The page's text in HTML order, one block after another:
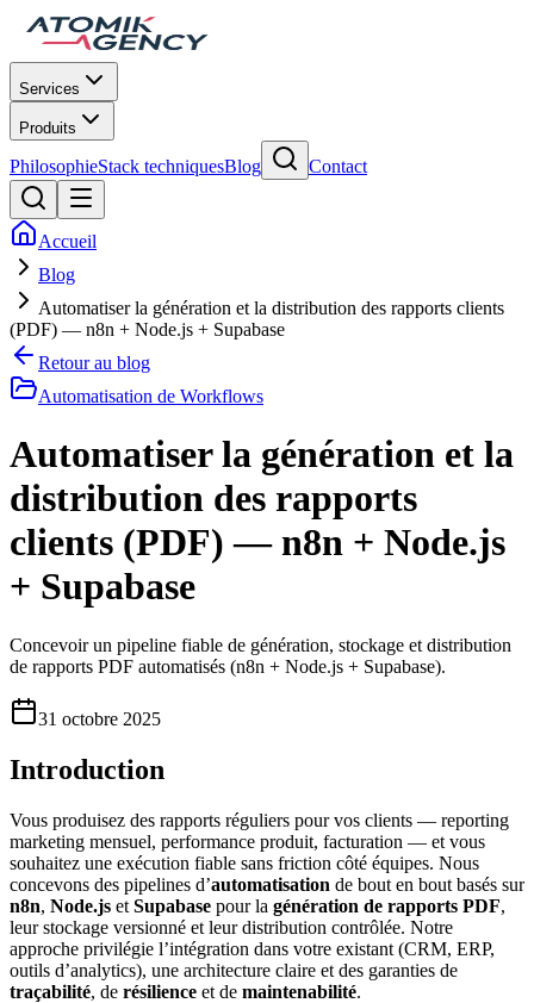
Services
Produits
PhilosophieStack techniquesBlog Contact
Accueil
Blog
Automatiser la génération et la distribution des rapports clients
(PDF) — n8n + Node.js + Supabase
Retour au blog
Automatisation de Workflows
Automatiser la génération et la
distribution des rapports
clients (PDF) — n8n + Node.js
+ Supabase
Concevoir un pipeline fiable de génération, stockage et distribution
de rapports PDF automatisés (n8n + Node.js + Supabase).
31 octobre 2025
Introduction
Vous produisez des rapports réguliers pour vos clients — reporting
marketing mensuel, performance produit, facturation — et vous
souhaitez une exécution fiable sans friction côté équipes. Nous
concevons des pipelines d’automatisation de bout en bout basés sur
n8n, Node.js et Supabase pour la génération de rapports PDF,
leur stockage versionné et leur distribution contrôlée. Notre
approche privilégie l’intégration dans votre existant (CRM, ERP,
outils d’analytics), une architecture claire et des garanties de
traçabilité, de résilience et de maintenabilité.